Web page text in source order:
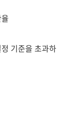
기준을 초과하